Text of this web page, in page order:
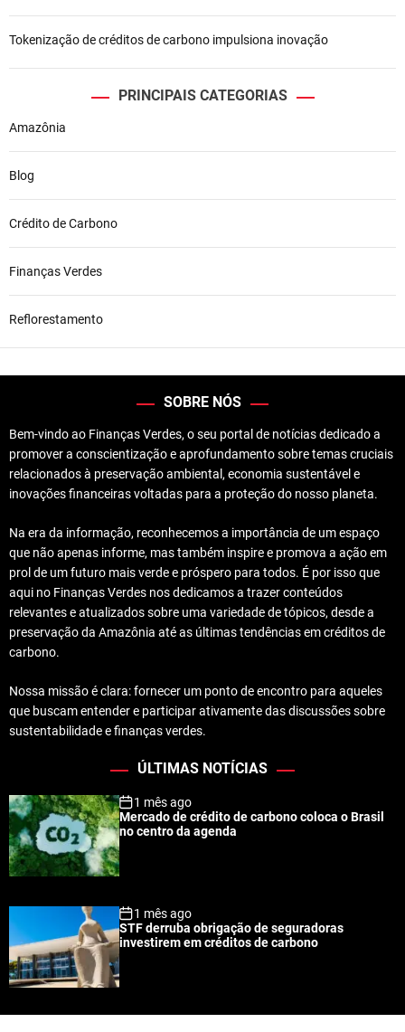
Tokenização de créditos de carbono impulsiona inovação
PRINCIPAIS CATEGORIAS
Amazônia
Blog
Crédito de Carbono
Finanças Verdes
Reflorestamento
SOBRE NÓS
Bem-vindo ao Finanças Verdes, o seu portal de notícias dedicado a
promover a conscientização e aprofundamento sobre temas cruciais
relacionados à preservação ambiental, economia sustentável e
inovações financeiras voltadas para a proteção do nosso planeta.
Na era da informação, reconhecemos a importância de um espaço
que não apenas informe, mas também inspire e promova a ação em
prol de um futuro mais verde e próspero para todos. É por isso que
aqui no Finanças Verdes nos dedicamos a trazer conteúdos
relevantes e atualizados sobre uma variedade de tópicos, desde a
preservação da Amazônia até as últimas tendências em créditos de
carbono.
Nossa missão é clara: fornecer um ponto de encontro para aqueles
que buscam entender e participar ativamente das discussões sobre
sustentabilidade e finanças verdes.
ÚLTIMAS NOTÍCIAS
1 mês ago
Mercado de crédito de carbono coloca o Brasil
no centro da agenda
1 mês ago
STF derruba obrigação de seguradoras
investirem em créditos de carbono